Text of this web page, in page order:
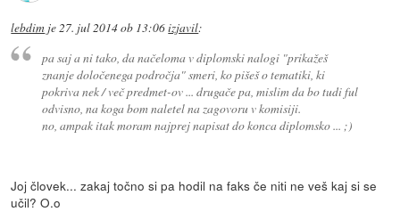
lebdim je27. jul 2014 ob 13:06izjavil:
pa saj a ni tako, da načeloma v diplomski nalogi "prikažeš
znanje določenega področja" smeri, ko pišeš o tematiki, ki
pokriva nek / več predmet-ov ... drugače pa, mislim da bo tudi ful
odvisno, na koga bom naletel na zagovoru v komisiji.
no, ampak itak moram najprej napisat do konca diplomsko ... ;)
Joj človek... zakaj točno si pa hodil na faks če niti ne veš kaj si se
učil? O.o